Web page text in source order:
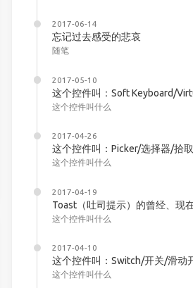
2017-06-14
忘记过去感受的悲哀
随笔
2017-05-10
这个控件叫：Soft Keyboard/
这个控件叫什么
2017-04-26
这个控件叫：Picker/选择器/拾
这个控件叫什么
2017-04-19
Toast（吐司提示）的曾经、现
这个控件叫什么
2017-04-10
这个控件叫：Switch/开关/滑动
这个控件叫什么